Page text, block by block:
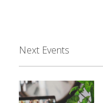
Next Events